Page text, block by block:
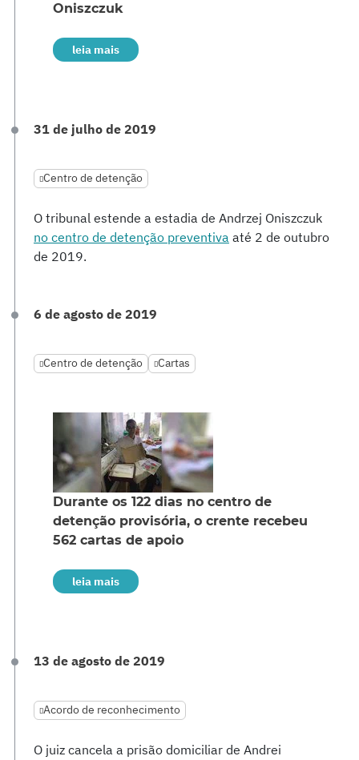
Oniszczuk
leia mais
31 de julho de 2019
Centro de detenção
O tribunal estende a estadia de Andrzej Oniszczuk
no centro de detenção preventiva até 2 de outubro
de 2019.
6 de agosto de 2019
Centro de detenção Cartas
Durante os 122 dias no centro de
detenção provisória, o crente recebeu
562 cartas de apoio
leia mais
13 de agosto de 2019
Acordo de reconhecimento
O juiz cancela a prisão domiciliar de Andrei